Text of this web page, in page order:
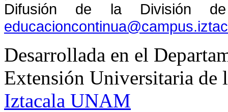
Difusión de la División
Desarrollada en el
Extensión Universitaria
Iztacala UNAM